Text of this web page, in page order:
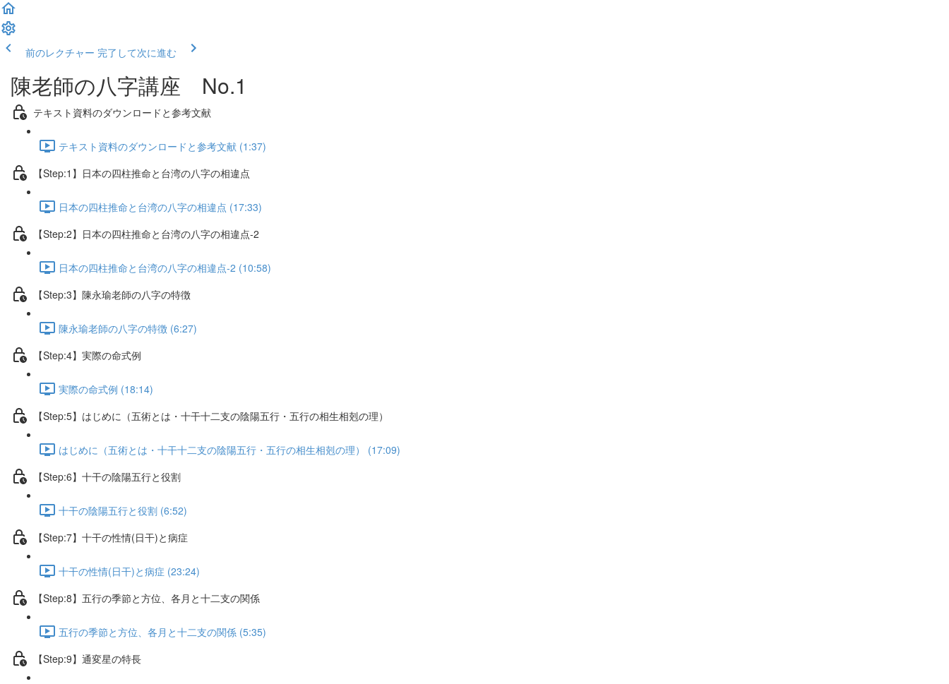
前のレクチャー 完了して次に進む
陳老師の八字講座 No.1
テキスト資料のダウンロードと参考文献
テキスト資料のダウンロードと参考文献 (1:37)
【Step:1】日本の四柱推命と台湾の八字の相違点
日本の四柱推命と台湾の八字の相違点 (17:33)
【Step:2】日本の四柱推命と台湾の八字の相違点-2
日本の四柱推命と台湾の八字の相違点-2 (10:58)
【Step:3】陳永瑜老師の八字の特徴
陳永瑜老師の八字の特徴 (6:27)
【Step:4】実際の命式例
実際の命式例 (18:14)
【Step:5】はじめに（五術とは・十干十二支の陰陽五行・五行の相生相剋の理）
はじめに（五術とは・十干十二支の陰陽五行・五行の相生相剋の理） (17:09)
【Step:6】十干の陰陽五行と役割
十干の陰陽五行と役割 (6:52)
【Step:7】十干の性情(日干)と病症
十干の性情(日干)と病症 (23:24)
【Step:8】五行の季節と方位、各月と十二支の関係
五行の季節と方位、各月と十二支の関係 (5:35)
【Step:9】通変星の特長